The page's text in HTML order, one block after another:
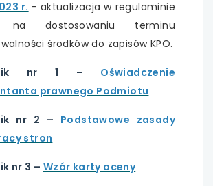
się
w
nowej
karcie
r. - aktualizacja w regulaminie
na dostosowaniu terminu
środków do zapisów KPO.
nr 1 – Oświadczenie
prawnego Podmiotu
nr 2 – Podstawowe zasady
stron
nr 3 – Wzór karty oceny